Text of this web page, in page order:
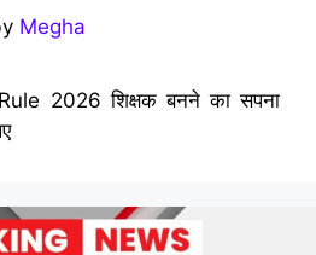
Megha
2026 शिक्षक बनने का सपना